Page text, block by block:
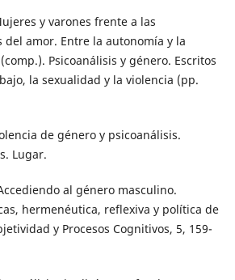
y varones frente a las
amor. Entre la autonomía y la
Psicoanálisis y género. Escritos
la sexualidad y la violencia (pp.
de género y psicoanálisis.
Lugar.
al género masculino.
hermenéutica, reflexiva y política de
y Procesos Cognitivos, 5, 159-